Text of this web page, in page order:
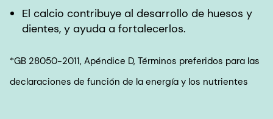
El calcio contribuye al desarrollo de huesos y
dientes, y ayuda a fortalecerlos.
*GB 28050-2011, Apéndice D, Términos preferidos para las
declaraciones de función de la energía y los nutrientes